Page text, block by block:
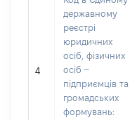
4
державному
реєстрі
юридичних
осіб, фізичних
осіб –
підприємців та
громадських
формувань: